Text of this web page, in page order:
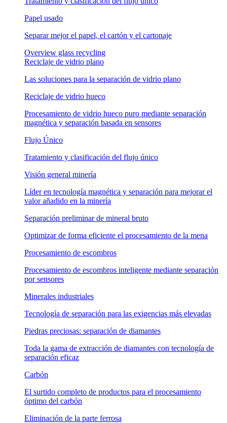
Papel usado
Separar mejor el papel, el cartón y el cartonaje
Overview glass recycling
Reciclaje de vidrio plano
Las soluciones para la separación de vidrio plano
Reciclaje de vidrio hueco
Procesamiento de vidrio hueco puro mediante separación
magnética y separación basada en sensores
Flujo Único
Tratamiento y clasificación del flujo único
Visión general minería
Líder en tecnología magnética y separación para mejorar el
valor añadido en la minería
Separación preliminar de mineral bruto
Optimizar de forma eficiente el procesamiento de la mena
Procesamiento de escombros
Procesamiento de escombros inteligente mediante separación
por sensores
Minerales industriales
Tecnología de separación para las exigencias más elevadas
Piedras preciosas: separación de diamantes
Toda la gama de extracción de diamantes con tecnología de
separación eficaz
Carbón
El surtido completo de productos para el procesamiento
óptimo del carbón
Eliminación de la parte ferrosa